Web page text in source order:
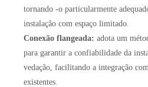
tornando -o particularmente
instalação com espaço limitado.
Conexão flangeada: adota um
para garantir a confiabilidade da
vedação, facilitando a integração
existentes.